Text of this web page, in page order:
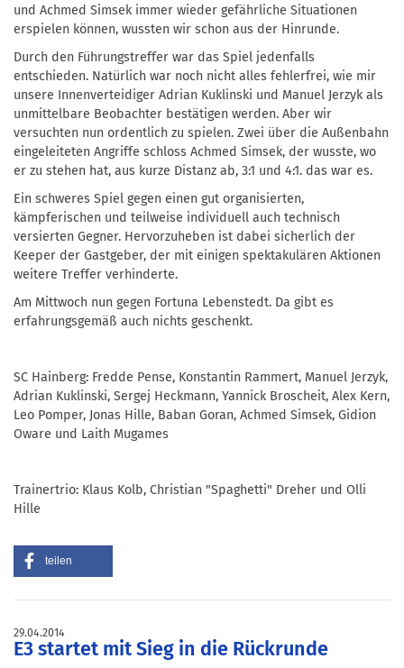
und Achmed Simsek immer wieder gefährliche Situationen
erspielen können, wussten wir schon aus der Hinrunde.
Durch den Führungstreffer war das Spiel jedenfalls
entschieden. Natürlich war noch nicht alles fehlerfrei, wie mir
unsere Innenverteidiger Adrian Kuklinski und Manuel Jerzyk als
unmittelbare Beobachter bestätigen werden. Aber wir
versuchten nun ordentlich zu spielen. Zwei über die Außenbahn
eingeleiteten Angriffe schloss Achmed Simsek, der wusste, wo
er zu stehen hat, aus kurze Distanz ab, 3:1 und 4:1. das war es.
Ein schweres Spiel gegen einen gut organisierten,
kämpferischen und teilweise individuell auch technisch
versierten Gegner. Hervorzuheben ist dabei sicherlich der
Keeper der Gastgeber, der mit einigen spektakulären Aktionen
weitere Treffer verhinderte.
Am Mittwoch nun gegen Fortuna Lebenstedt. Da gibt es
erfahrungsgemäß auch nichts geschenkt.
SC Hainberg: Fredde Pense, Konstantin Rammert, Manuel Jerzyk,
Adrian Kuklinski, Sergej Heckmann, Yannick Broscheit, Alex Kern,
Leo Pomper, Jonas Hille, Baban Goran, Achmed Simsek, Gidion
Oware und Laith Mugames
Trainertrio: Klaus Kolb, Christian "Spaghetti" Dreher und Olli
Hille
teilen
29.04.2014
E3 startet mit Sieg in die Rückrunde